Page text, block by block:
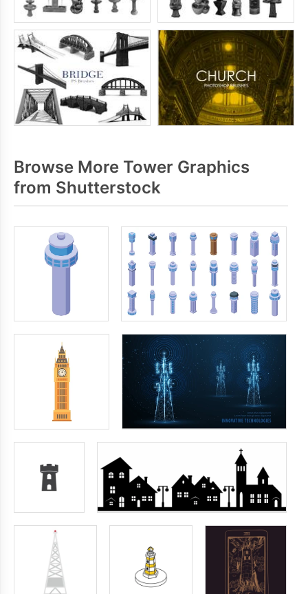
Browse More Tower Graphics
from Shutterstock